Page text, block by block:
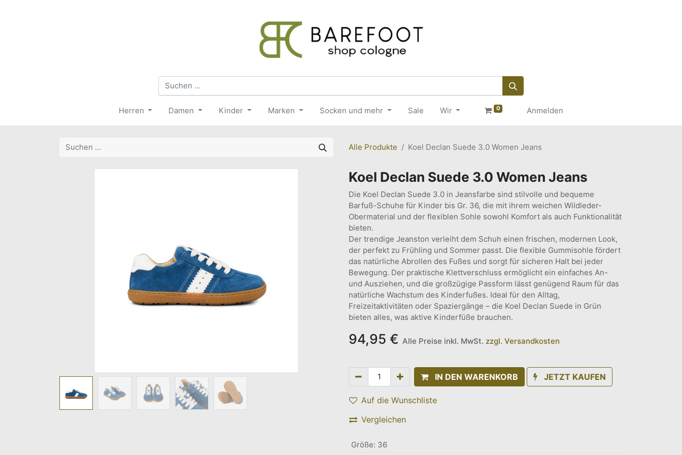
Herren Damen Kinder Marken Socken und mehr Sale Wir 0 Anmelden
Alle Produkte Koel Declan Suede 3.0 Women Jeans
Koel Declan Suede 3.0 Women Jeans
Die Koel Declan Suede 3.0 in Jeansfarbe sind stilvolle und bequeme
Barfuß-Schuhe für Kinder bis Gr. 36, die mit ihrem weichen Wildleder-
Obermaterial und der flexiblen Sohle sowohl Komfort als auch Funktionalität
bieten.
Der trendige Jeanston verleiht dem Schuh einen frischen, modernen Look,
der perfekt zu Frühling und Sommer passt. Die flexible Gummisohle fördert
das natürliche Abrollen des Fußes und sorgt für sicheren Halt bei jeder
Bewegung. Der praktische Klettverschluss ermöglicht ein einfaches An-
und Ausziehen, und die großzügige Passform lässt genügend Raum für das
natürliche Wachstum des Kinderfußes. Ideal für den Alltag,
Freizeitaktivitäten oder Spaziergänge – die Koel Declan Suede in Grün
bieten alles, was aktive Kinderfüße brauchen.
94,95 € Alle Preise inkl. MwSt. zzgl. Versandkosten
IN DEN WARENKORB JETZT KAUFEN
Auf die Wunschliste
Vergleichen
Größe: 36